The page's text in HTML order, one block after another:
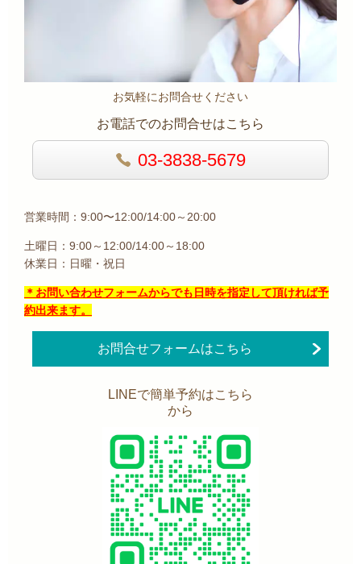
お気軽にお問合せください
お電話でのお問合せはこちら
03-3838-5679
営業時間：9:00〜12:00/14:00～20:00
土曜日：9:00～12:00/14:00～18:00
休業日：日曜・祝日
＊お問い合わせフォームからでも日時を指定して頂ければ予
約出来ます。
お問合せフォームはこちら
LINEで簡単予約はこちら
から